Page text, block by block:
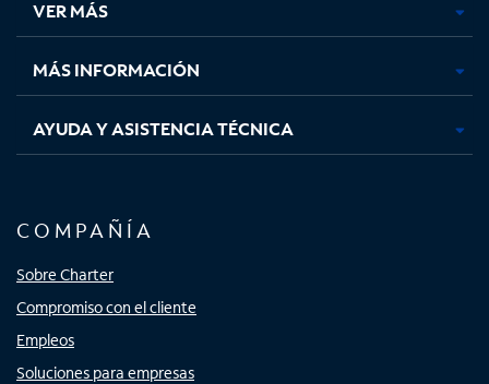
pestaña
nueva
pestaña
nueva
pestaña
nuevanueva
VER MÁS
MÁS INFORMACIÓN
AYUDA Y ASISTENCIA TÉCNICA
COMPAÑÍA
Sobre Charter
Compromiso con el cliente
Empleos
Soluciones para empresas